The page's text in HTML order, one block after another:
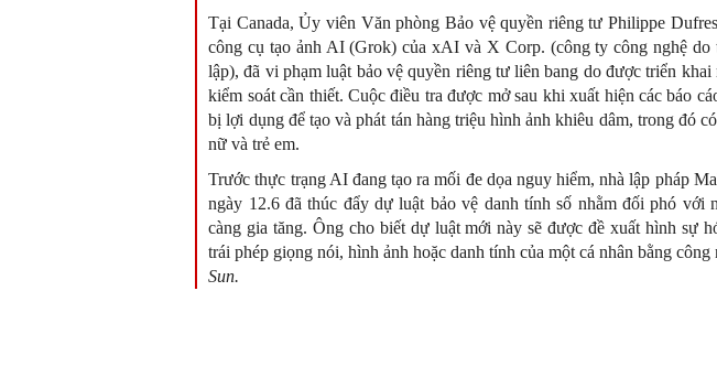
Tại Canada, Ủy viên Văn phòng Bảo vệ quyền riêng tư Philippe
công cụ tạo ảnh AI (Grok) của xAI và X Corp. (công ty công nghệ do
lập), đã vi phạm luật bảo vệ quyền riêng tư liên bang do được triển khai
kiểm soát cần thiết. Cuộc điều tra được mở sau khi xuất hiện các báo
bị lợi dụng để tạo và phát tán hàng triệu hình ảnh khiêu dâm, trong đó
nữ và trẻ em.
Trước thực trạng AI đang tạo ra mối đe dọa nguy hiểm, nhà lập pháp
ngày 12.6 đã thúc đẩy dự luật bảo vệ danh tính số nhằm đối phó với
càng gia tăng. Ông cho biết dự luật mới này sẽ được đề xuất hình sự
trái phép giọng nói, hình ảnh hoặc danh tính của một cá nhân bằng công
Sun.